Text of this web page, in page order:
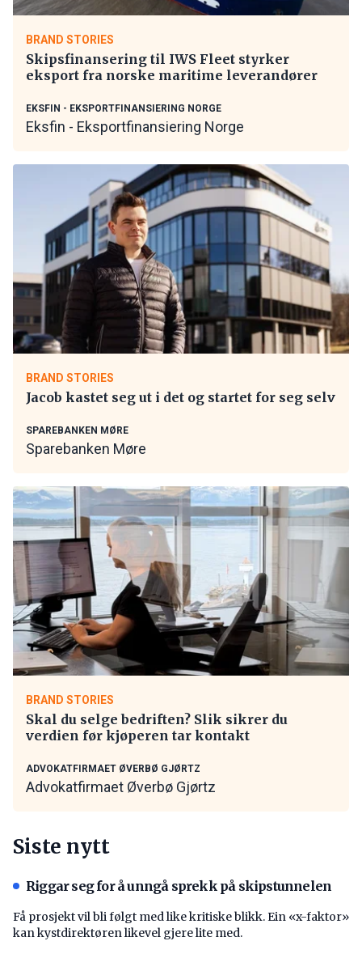
BRAND STORIES
Skipsfinansering til IWS Fleet styrker
eksport fra norske maritime leverandører
EKSFIN - EKSPORTFINANSIERING NORGE
Eksfin - Eksportfinansiering Norge
BRAND STORIES
Jacob kastet seg ut i det og startet for seg selv
SPAREBANKEN MØRE
Sparebanken Møre
BRAND STORIES
Skal du selge bedriften? Slik sikrer du
verdien før kjøperen tar kontakt
ADVOKATFIRMAET ØVERBØ GJØRTZ
Advokatfirmaet Øverbø Gjørtz
Siste nytt
Riggar seg for å unngå sprekk på skipstunnelen
Få prosjekt vil bli følgt med like kritiske blikk. Ein «x-faktor»
kan kystdirektøren likevel gjere lite med.